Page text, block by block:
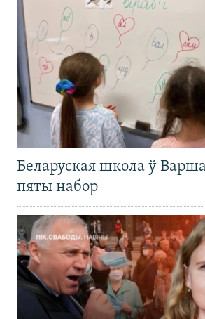
Беларуская школа ў
пяты набор